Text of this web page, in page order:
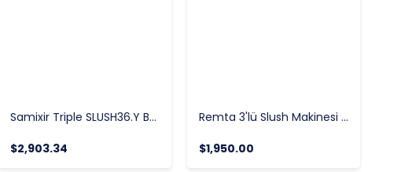
Samixir Triple SLUSH36.Y Buzlaş Makinesi Sarı 12+12+12 Lt.
$2,903.34
Remta 3'lü Slush Makinesi 12+12+12 Lt ST27 (Buzlaş-Karlamaç)
$1,950.00